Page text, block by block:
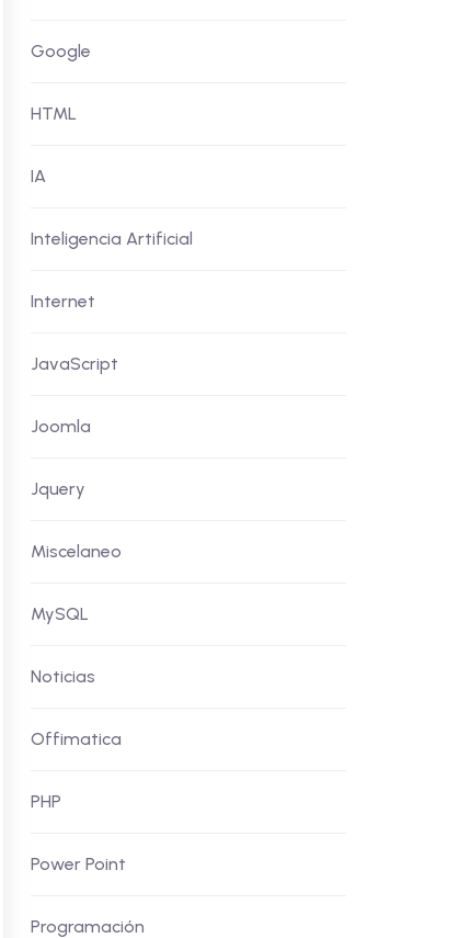
Google
HTML
IA
Inteligencia Artificial
Internet
JavaScript
Joomla
Jquery
Miscelaneo
MySQL
Noticias
Offimatica
PHP
Power Point
Programación